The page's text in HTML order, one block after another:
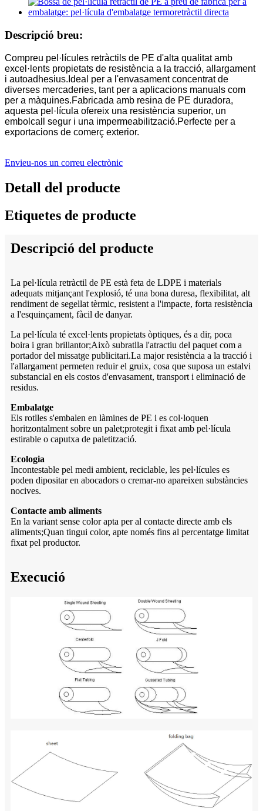
Descripció breu:
Compreu pel·lícules retràctils de PE d'alta qualitat amb
excel·lents propietats de resistència a la tracció, allargament
i autoadhesius.Ideal per a l'envasament concentrat de
diverses mercaderies, tant per a aplicacions manuals com
per a màquines.Fabricada amb resina de PE duradora,
aquesta pel·lícula ofereix una resistència superior, un
embolcall segur i una impermeabilització.Perfecte per a
exportacions de comerç exterior.
Envieu-nos un correu electrònic
Detall del producte
Etiquetes de producte
Descripció del producte
La pel·lícula retràctil de PE està feta de LDPE i materials
adequats mitjançant l'explosió, té una bona duresa, flexibilitat, alt
rendiment de segellat tèrmic, resistent a l'impacte, forta resistència
a l'esquinçament, fàcil de danyar.
La pel·lícula té excel·lents propietats òptiques, és a dir, poca
boira i gran brillantor;Això subratlla l'atractiu del paquet com a
portador del missatge publicitari.La major resistència a la tracció i
l'allargament permeten reduir el gruix, cosa que suposa un estalvi
substancial en els costos d'envasament, transport i eliminació de
residus.
Embalatge
Els rotlles s'embalen en làmines de PE i es col·loquen
horitzontalment sobre un palet;protegit i fixat amb pel·lícula
estirable o caputxa de paletització.
Ecologia
Incontestable pel medi ambient, reciclable, les pel·lícules es
poden dipositar en abocadors o cremar-no apareixen substàncies
nocives.
Contacte amb aliments
En la variant sense color apta per al contacte directe amb els
aliments;Quan tingui color, apte només fins al percentatge limitat
fixat pel productor.
Execució